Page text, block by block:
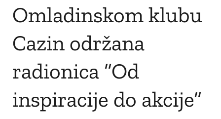
Omladinskom klubu
Cazin održana
radionica ”Od
inspiracije do akcije”